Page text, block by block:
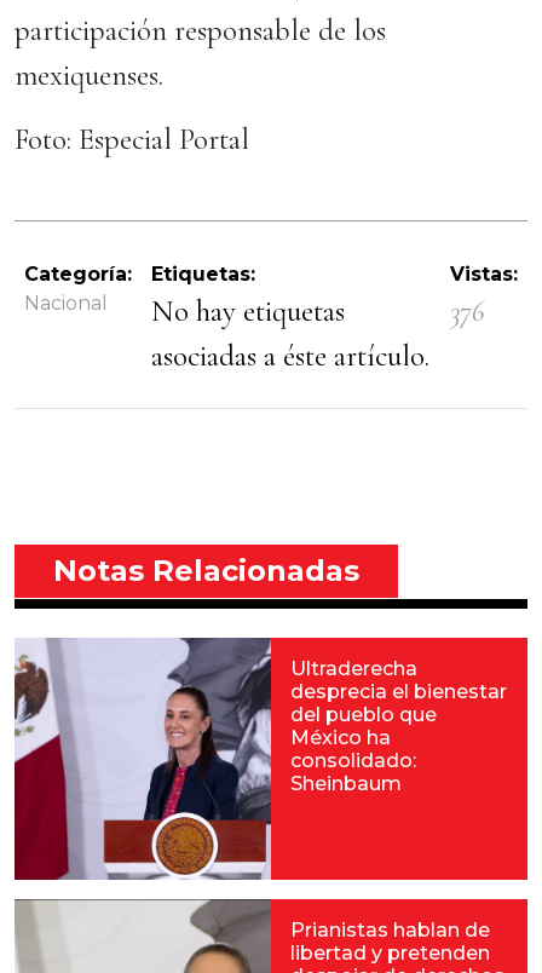
participación responsable de los
mexiquenses.
Foto: Especial Portal
Categoría:
Nacional
Etiquetas:
No hay etiquetas
asociadas a éste artículo.
Vistas:
376
Notas Relacionadas
Ultraderecha
desprecia el bienestar
del pueblo que
México ha
consolidado:
Sheinbaum
Prianistas hablan de
libertad y pretenden